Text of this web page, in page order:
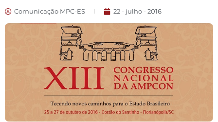
Comunicação MPC-ES 22 - julho - 2016